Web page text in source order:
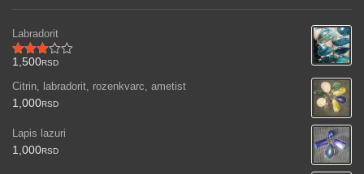
Labradorit
Ocenjeno
3.00
od 5
1,500RSD
Citrin, labradorit, rozenkvarc, ametist
1,000RSD
Lapis lazuri
1,000RSD